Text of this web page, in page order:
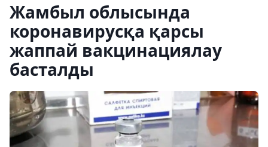
Жамбыл облысында
коронавирусқа қарсы
жаппай вакцинациялау
басталды